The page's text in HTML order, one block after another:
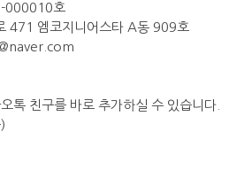
000010호
471 엠코지니어스타 A동 909호
톡 친구를 바로 추가하실 수 있습니다.